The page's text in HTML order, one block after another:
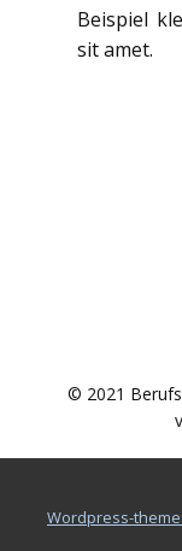
Beispiel
sit amet.
© 2021
wordpress-